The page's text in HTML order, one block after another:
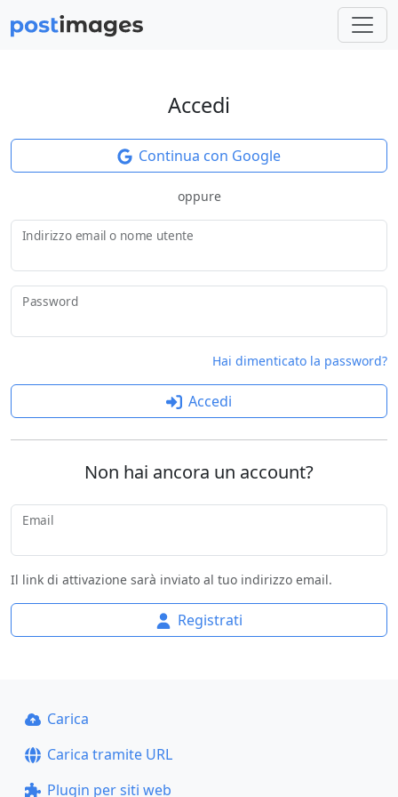
Accedi
Continua con Google
oppure
Indirizzo email o nome utente
Password
Hai dimenticato la password?
Accedi
Non hai ancora un account?
Email
Il link di attivazione sarà inviato al tuo indirizzo email.
Registrati
Carica
Carica tramite URL
Plugin per siti web